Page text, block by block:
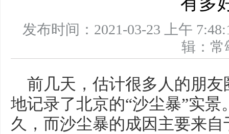
发布时间：2021-03-23 上午
辑：
前几天，估计很多人的朋
地记录了北京的“沙尘暴”实
久，而沙尘暴的成因主要来